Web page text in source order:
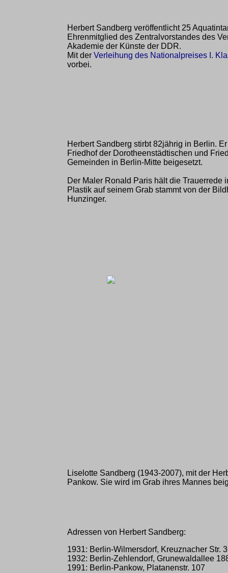
Herbert Sandberg veröffentlicht 25
Ehrenmitglied des Zentralvorstandes des
Akademie der Künste der DDR.
Mit der Verleihung des Nationalpreises I.
vorbei.
Herbert Sandberg stirbt 82jährig in Berlin.
Friedhof der Dorotheenstädtischen und
Gemeinden in Berlin-Mitte beigesetzt.
Der Maler Ronald Paris hält die Trauerrede
Plastik auf seinem Grab stammt von der
Hunzinger.
Liselotte Sandberg (1943-2007), mit der
Pankow. Sie wird im Grab ihres Mannes
Adressen von Herbert Sandberg:
1931: Berlin-Wilmersdorf, Kreuznacher Str.
1932: Berlin-Zehlendorf, Grunewaldallee
1991: Berlin-Pankow, Platanenstr. 107